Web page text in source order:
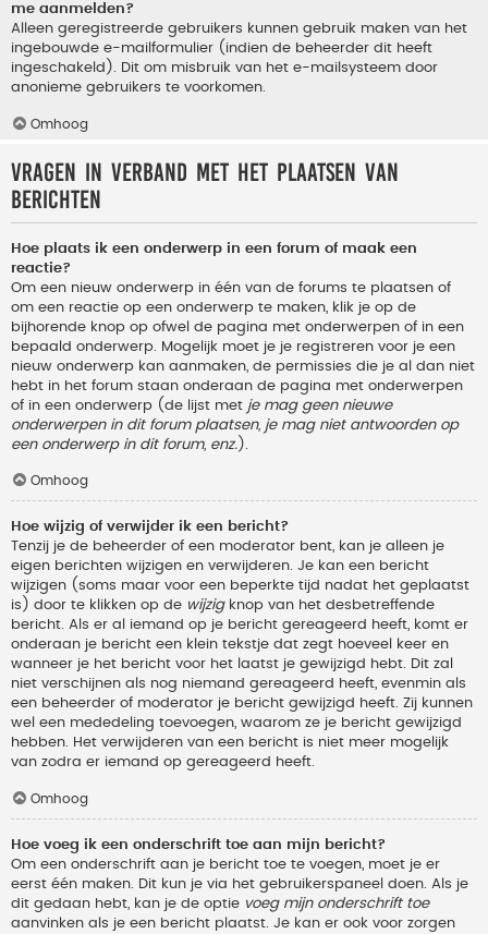
me aanmelden?
Alleen geregistreerde gebruikers kunnen gebruik maken van het
ingebouwde e-mailformulier (indien de beheerder dit heeft
ingeschakeld). Dit om misbruik van het e-mailsysteem door
anonieme gebruikers te voorkomen.
Omhoog
Vragen in verband met het plaatsen van
berichten
Hoe plaats ik een onderwerp in een forum of maak een
reactie?
Om een nieuw onderwerp in één van de forums te plaatsen of
om een reactie op een onderwerp te maken, klik je op de
bijhorende knop op ofwel de pagina met onderwerpen of in een
bepaald onderwerp. Mogelijk moet je je registreren voor je een
nieuw onderwerp kan aanmaken, de permissies die je al dan niet
hebt in het forum staan onderaan de pagina met onderwerpen
of in een onderwerp (de lijst met je mag geen nieuwe
onderwerpen in dit forum plaatsen, je mag niet antwoorden op
een onderwerp in dit forum, enz. ).
Omhoog
Hoe wijzig of verwijder ik een bericht?
Tenzij je de beheerder of een moderator bent, kan je alleen je
eigen berichten wijzigen en verwijderen. Je kan een bericht
wijzigen (soms maar voor een beperkte tijd nadat het geplaatst
is) door te klikken op de wijzigknop van het desbetreffende
bericht. Als er al iemand op je bericht gereageerd heeft, komt er
onderaan je bericht een klein tekstje dat zegt hoeveel keer en
wanneer je het bericht voor het laatst je gewijzigd hebt. Dit zal
niet verschijnen als nog niemand gereageerd heeft, evenmin als
een beheerder of moderator je bericht gewijzigd heeft. Zij kunnen
wel een mededeling toevoegen, waarom ze je bericht gewijzigd
hebben. Het verwijderen van een bericht is niet meer mogelijk
van zodra er iemand op gereageerd heeft.
Omhoog
Hoe voeg ik een onderschrift toe aan mijn bericht?
Om een onderschrift aan je bericht toe te voegen, moet je er
eerst één maken. Dit kun je via het gebruikerspaneel doen. Als je
dit gedaan hebt, kan je de optie voeg mijn onderschrift toe
aanvinken als je een bericht plaatst. Je kan er ook voor zorgen